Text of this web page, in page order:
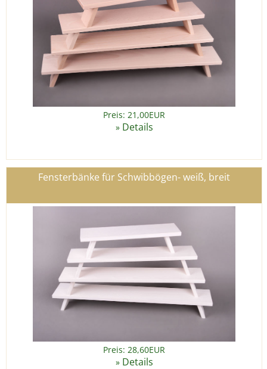
Preis: 21,00EUR
» Details
Fensterbänke für Schwibbögen- weiß, breit
Preis: 28,60EUR
» Details